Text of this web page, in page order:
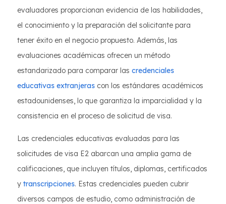
evaluadores proporcionan evidencia de las habilidades,
el conocimiento y la preparación del solicitante para
tener éxito en el negocio propuesto. Además, las
evaluaciones académicas ofrecen un método
estandarizado para comparar las credenciales
educativas extranjeras con los estándares académicos
estadounidenses, lo que garantiza la imparcialidad y la
consistencia en el proceso de solicitud de visa.
Las credenciales educativas evaluadas para las
solicitudes de visa E2 abarcan una amplia gama de
calificaciones, que incluyen títulos, diplomas, certificados
y transcripciones. Estas credenciales pueden cubrir
diversos campos de estudio, como administración de